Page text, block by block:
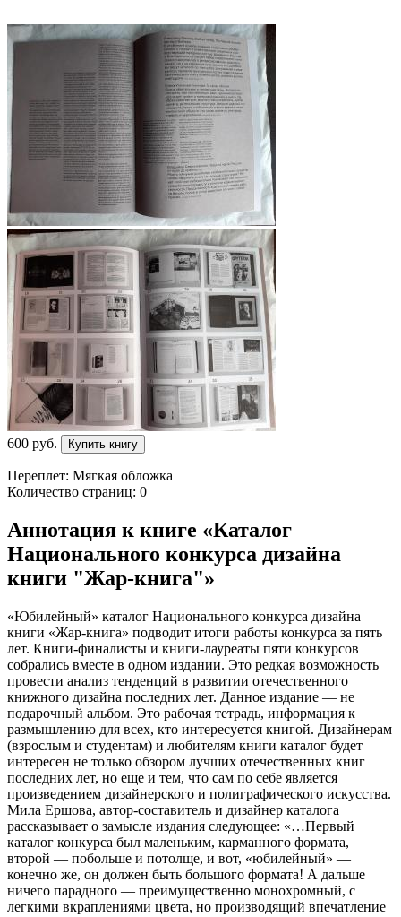
600 pуб. Купить книгу
Переплет: Мягкая обложка
Количество страниц: 0
Аннотация к книге «Каталог
Национального конкурса дизайна
книги "Жар-книга"»
«Юбилейный» каталог Национального конкурса дизайна
книги «Жар-книга» подводит итоги работы конкурса за пять
лет. Книги-финалисты и книги-лауреаты пяти конкурсов
собрались вместе в одном издании. Это редкая возможность
провести анализ тенденций в развитии отечественного
книжного дизайна последних лет. Данное издание — не
подарочный альбом. Это рабочая тетрадь, информация к
размышлению для всех, кто интересуется книгой. Дизайнерам
(взрослым и студентам) и любителям книги каталог будет
интересен не только обзором лучших отечественных книг
последних лет, но еще и тем, что сам по себе является
произведением дизайнерского и полиграфического искусства.
Мила Ершова, автор-составитель и дизайнер каталога
рассказывает о замысле издания следующее: «…Первый
каталог конкурса был маленьким, карманного формата,
второй — побольше и потолще, и вот, «юбилейный» —
конечно же, он должен быть большого формата! А дальше
ничего парадного — преимущественно монохромный, с
легкими вкраплениями цвета, но производящий впечатление